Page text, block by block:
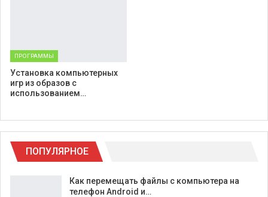
ПРОГРАММЫ
Установка компьютерных
игр из образов с
использованием…
ПОПУЛЯРНОЕ
Как перемещать файлы с компьютера на
телефон Android и…